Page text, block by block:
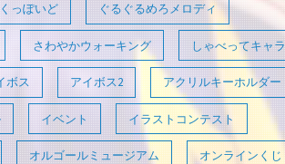
っぽいど ぐるぐるめろメロディ
さわやかウォーキング しゃべってキャラ
ボス アイボス2 アクリルキーホルダー
イベント イラストコンテスト
オルゴールミュージアム オンラインくじ